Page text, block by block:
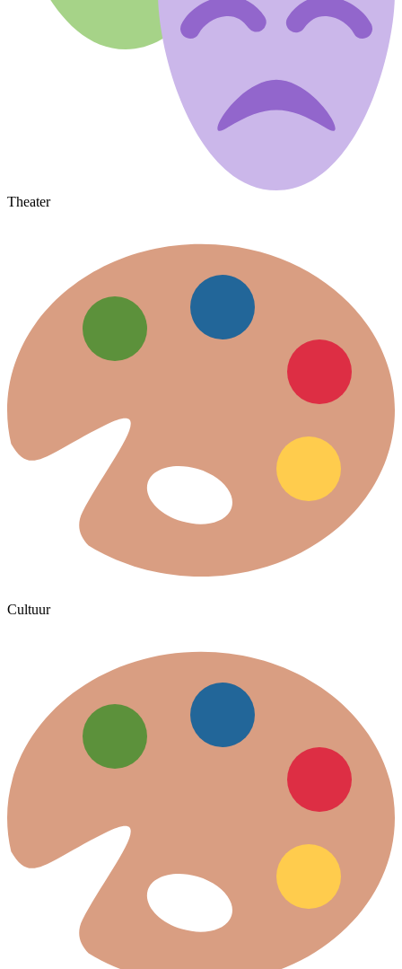
Theater
Cultuur